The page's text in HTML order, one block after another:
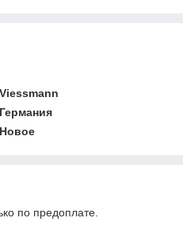
Viessmann
Германия
Новое
по предоплате.